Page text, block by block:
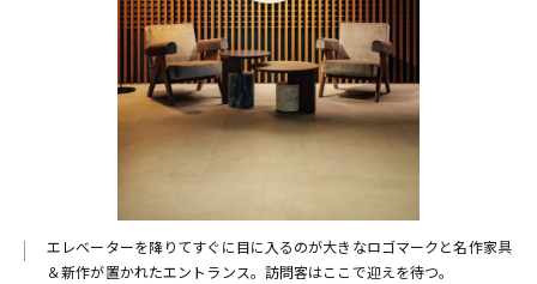
エレベーターを降りてすぐに目に入るのが大きなロゴマークと名作家具
＆新作が置かれたエントランス。訪問客はここで迎えを待つ。